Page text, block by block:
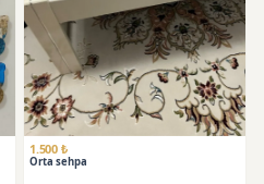
1.500 ₺
Orta sehpa